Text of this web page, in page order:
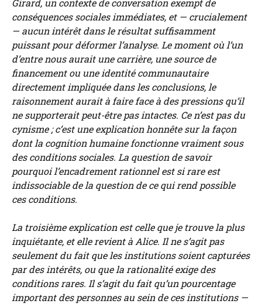
Girard, un contexte de conversation exempt de
conséquences sociales immédiates, et — crucialement
— aucun intérêt dans le résultat suffisamment
puissant pour déformer l’analyse. Le moment où l’un
d’entre nous aurait une carrière, une source de
financement ou une identité communautaire
directement impliquée dans les conclusions, le
raisonnement aurait à faire face à des pressions qu’il
ne supporterait peut-être pas intactes. Ce n’est pas du
cynisme ; c’est une explication honnête sur la façon
dont la cognition humaine fonctionne vraiment sous
des conditions sociales. La question de savoir
pourquoi l’encadrement rationnel est si rare est
indissociable de la question de ce qui rend possible
ces conditions.
La troisième explication est celle que je trouve la plus
inquiétante, et elle revient à Alice. Il ne s’agit pas
seulement du fait que les institutions soient capturées
par des intérêts, ou que la rationalité exige des
conditions rares. Il s’agit du fait qu’un pourcentage
important des personnes au sein de ces institutions —